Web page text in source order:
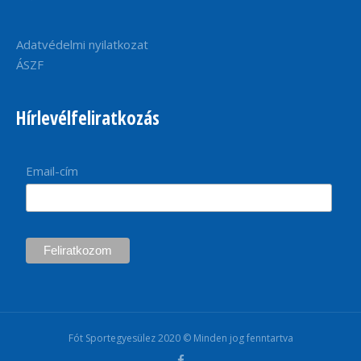
Adatvédelmi nyilatkozat
ÁSZF
Hírlevélfeliratkozás
Email-cím
Fót Sportegyesülez 2020 © Minden jog fenntartva